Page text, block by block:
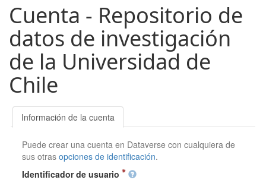
Cuenta - Repositorio de
datos de investigación
de la Universidad de
Chile
Información de la cuenta
Puede crear una cuenta en Dataverse con cualquiera de
sus otrasopciones de identificación.
Identificador de usuario